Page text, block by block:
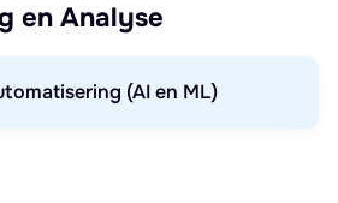
en Analyse
(AI en ML)